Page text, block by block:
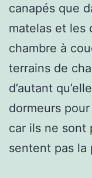
canapés que
matelas et les
chambre à
terrains de
d’autant
dormeurs
car ils ne sont
sentent pas la